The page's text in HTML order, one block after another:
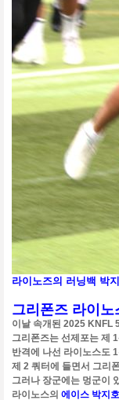
라이노즈의 러닝백 박
그리폰즈 라이노
이날 속개된 2025 KNFL
그리폰즈는 선제포는 제
반격에 나선 라이노스도 1
제 2 쿼터에 들면서 그리
그러나 장군에는 멍군이
라이노스의 에이스 박지